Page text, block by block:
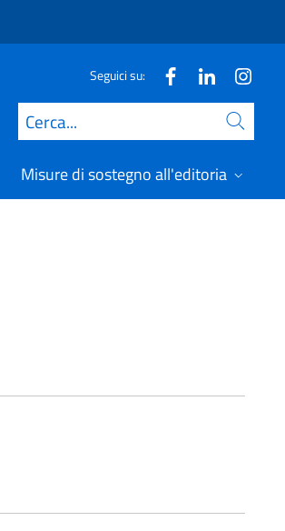
Seguici su:
Cerca
Misure di sostegno all'editoria